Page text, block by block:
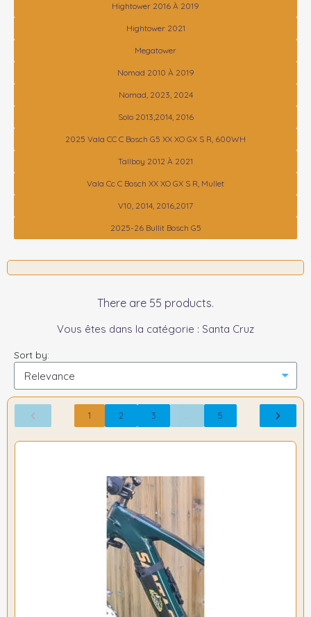
Hightower 2016 À 2019
Hightower 2021
Megatower
Nomad 2010 À 2019
Nomad, 2023, 2024
Solo 2013,2014, 2016
2025 Vala CC C Bosch G5 XX XO GX S R, 600WH
Tallboy 2012 À 2021
Vala Cc C Bosch XX XO GX S R, Mullet
V10, 2014, 2016,2017
2025-26 Bullit Bosch G5
There are 55 products.
Vous êtes dans la catégorie : Santa Cruz
Sort by:
1 2 3 5